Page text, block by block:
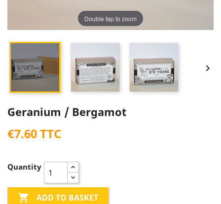
Double tap to zoom
 
Geranium / Bergamot
€7.60 TTC
Quantity
 ADD TO BASKET